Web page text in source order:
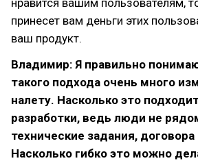
нравится вашим пользователям,
принесет вам деньги этих
ваш продукт.
Владимир: Я правильно
такого подхода очень много
налету. Насколько это
разработки, ведь люди не
технические задания, договора
Насколько гибко это можно